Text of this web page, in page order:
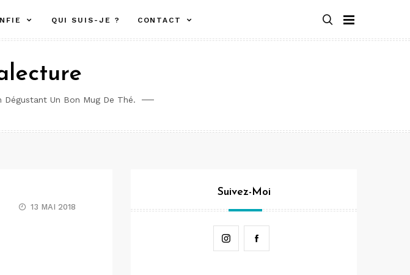
QUI SUIS-JE ? CONTACT
Dégustant Un Bon Mug De Thé.
13 MAI 2018
Suivez-Moi
Instagram